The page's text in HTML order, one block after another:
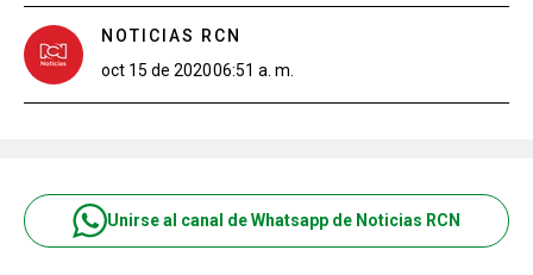
NOTICIAS RCN
oct 15 de 202006:51 a. m.
Unirse al canal de Whatsapp de Noticias RCN